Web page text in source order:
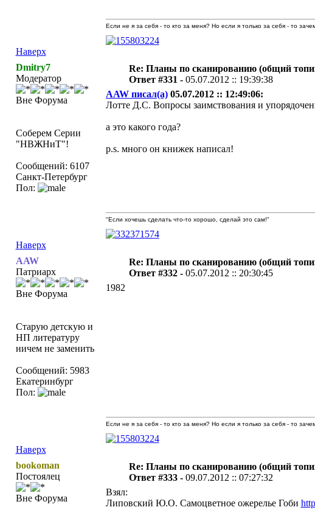
Наверх
Если не я за себя - то кто за меня? Но если я только за себя - то
Dmitry7
Модератор
Вне Форума
Соберем Серии
"НВЖНиТ"!
Сообщений: 6107
Санкт-Петербург
Пол:
Re: Планы по сканированию (общий
Ответ #331 - 05.07.2012 :: 19:39:38
AAW писал(а)05.07.2012 :: 12:49:06:
Лотте Д.С. Вопросы заимствования и
а это какого года?
p.s. много он книжек написал!
Наверх
"Если хочешь сделать что-то хорошо, сделай это сам!"
AAW
Патриарх
Вне Форума
Старую детскую и
НП литературу
ничем не заменить
Сообщений: 5983
Екатеринбург
Пол:
Re: Планы по сканированию (общий
Ответ #332 - 05.07.2012 :: 20:30:45
1982
Наверх
Если не я за себя - то кто за меня? Но если я только за себя - то
bookoman
Постоялец
Вне Форума
Re: Планы по сканированию (общий
Ответ #333 - 09.07.2012 :: 07:27:32
Взял:
Липовский Ю.О. Самоцветное ожерелье Гоби